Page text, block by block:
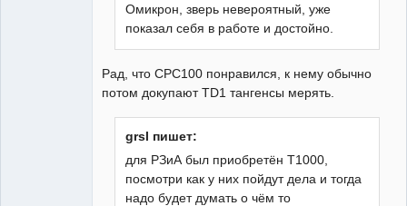
Омикрон, зверь невероятный, уже
показал себя в работе и достойно.
Рад, что CPC100 понравился, к нему обычно
потом докупают TD1 тангенсы мерять.
grsl пишет:
для РЗиА был приобретён Т1000,
посмотри как у них пойдут дела и тогда
надо будет думать о чём то